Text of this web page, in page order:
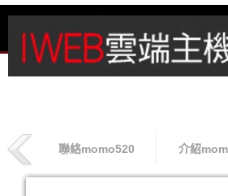
聯絡momo520 介紹
索取專線